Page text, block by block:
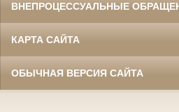
ВНЕПРОЦЕССУАЛЬНЫЕ
КАРТА САЙТА
ОБЫЧНАЯ ВЕРСИЯ САЙТА